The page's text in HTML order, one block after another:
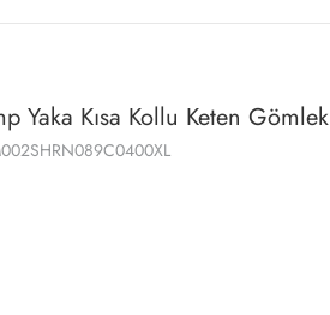
Yaka Kısa Kollu Keten Gömlek